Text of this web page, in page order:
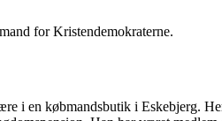
for Kristendemokraterne.
i en købmandsbutik i Eskebjerg.